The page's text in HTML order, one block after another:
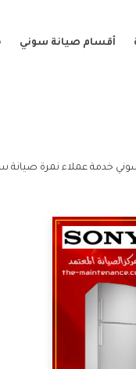
أقسام صيانة سوني
خدمة عملاء نمرة